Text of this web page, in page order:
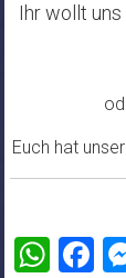
Ihr wollt uns
Euch hat